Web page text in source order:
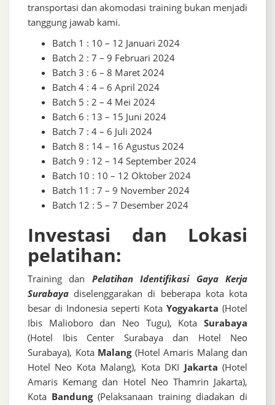
transportasi dan akomodasi training bukan menjadi
tanggung jawab kami.
Batch 1 : 10 – 12 Januari 2024
Batch 2 : 7 – 9 Februari 2024
Batch 3 : 6 – 8 Maret 2024
Batch 4 : 4 – 6 April 2024
Batch 5 : 2 – 4 Mei 2024
Batch 6 : 13 – 15 Juni 2024
Batch 7 : 4 – 6 Juli 2024
Batch 8 : 14 – 16 Agustus 2024
Batch 9 : 12 – 14 September 2024
Batch 10 : 10 – 12 Oktober 2024
Batch 11 : 7 – 9 November 2024
Batch 12 : 5 – 7 Desember 2024
Investasi dan Lokasi
pelatihan:
Training dan
Pelatihan Identifikasi Gaya Kerja
Surabaya diselenggarakan di beberapa kota kota
besar di Indonesia seperti Kota Yogyakarta (Hotel
Ibis Malioboro dan Neo Tugu), Kota Surabaya
(Hotel Ibis Center Surabaya dan Hotel Neo
Surabaya), Kota Malang(Hotel Amaris Malang dan
Hotel Neo Kota Malang), Kota DKI Jakarta (Hotel
Amaris Kemang dan Hotel Neo Thamrin Jakarta),
Kota Bandung(Pelaksanaan training diadakan di